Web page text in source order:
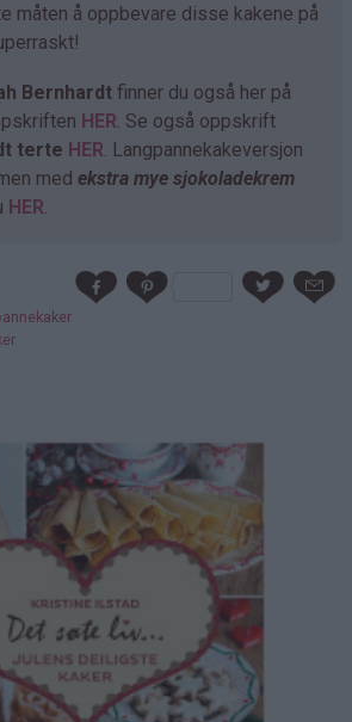
måten å oppbevare disse kakene på
Bernhardt finner du også her på
HER . Se også oppskrift
terte HER . Langpannekakeversjon
med ekstra mye sjokoladekrem
HER